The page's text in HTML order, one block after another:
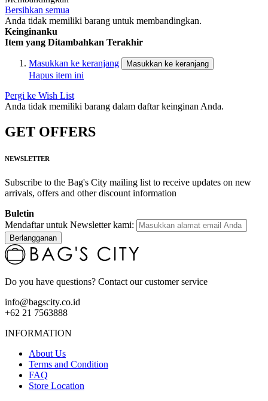
Bersihkan semua
Anda tidak memiliki barang untuk membandingkan.
Keinginanku
Item yang Ditambahkan Terakhir
Masukkan ke keranjang Masukkan ke keranjang
Hapus item ini
Pergi ke Wish List
Anda tidak memiliki barang dalam daftar keinginan Anda.
GET OFFERS
NEWSLETTER
Subscribe to the Bag's City mailing list to receive updates on new
arrivals, offers and other discount information
Buletin
Mendaftar untuk Newsletter kami:
Berlangganan
Do you have questions? Contact our customer service
info@bagscity.co.id
+62 21 7563888
INFORMATION
About Us
Terms and Condition
FAQ
Store Location